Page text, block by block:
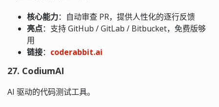
核心能力：自动审查 PR，提供人性化的逐行反馈
亮点：支持 GitHub / GitLab / Bitbucket，免费版够
用
链接： coderabbit.ai
27. CodiumAI
AI 驱动的代码测试工具。